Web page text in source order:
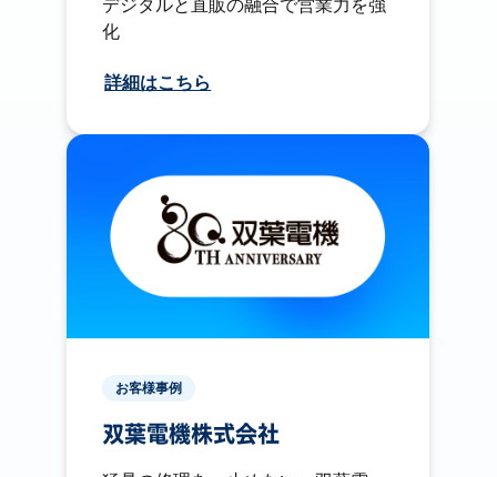
デジタルと直販の融合で営業力を強
化
詳細はこちら
お客様事例
双葉電機株式会社